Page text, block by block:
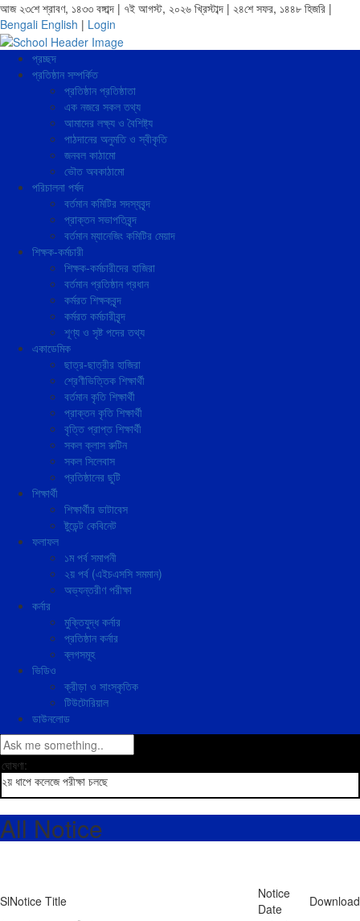
আজ ২৩শে শ্রাবণ, ১৪৩৩ বঙ্গাব্দ | ৭ই আগস্ট, ২০২৬ খ্রিস্টাব্দ | ২৪শে সফর, ১৪৪৮ হিজরি |
Bengali English | Login
প্রচ্ছদ
প্রতিষ্ঠান সম্পর্কিত
প্রতিষ্ঠান প্রতিষ্ঠাতা
এক নজরে সকল তথ্য
আমাদের লক্ষ্য ও বৈশিষ্ট্য
পাঠদানের অনুমতি ও স্বীকৃতি
জনবল কাঠামো
ভৌত অবকাঠামো
পরিচালনা পর্ষদ
বর্তমান কমিটির সদস্যবৃন্দ
প্রাক্তন সভাপতিবৃন্দ
বর্তমান ম্যানেজিং কমিটির মেয়াদ
শিক্ষক-কর্মচারী
শিক্ষক-কর্মচারীদের হাজিরা
বর্তমান প্রতিষ্ঠান প্রধান
কর্মরত শিক্ষকবৃন্দ
কর্মরত কর্মচারীবৃন্দ
শূণ্য ও সৃষ্ট পদের তথ্য
একাডেমিক
ছাত্র-ছাত্রীর হাজিরা
শ্রেণীভিত্তিক শিক্ষার্থী
বর্তমান কৃতি শিক্ষার্থী
প্রাক্তন কৃতি শিক্ষার্থী
বৃত্তি প্রাপ্ত শিক্ষার্থী
সকল ক্লাস রুটিন
সকল সিলেবাস
প্রতিষ্ঠানের ছুটি
শিক্ষার্থী
শিক্ষার্থীর ডাটাবেস
ষ্টুডেন্ট কেবিনেট
ফলাফল
১ম পর্ব সমাপনী
২য় পর্ব (এইচএসসি সমমান)
অভ্যন্তরীণ পরীক্ষা
কর্নার
মুক্তিযুদ্ধ কর্নার
প্রতিষ্ঠান কর্নার
ব্লগসমূহ
ভিডিও
ক্রীড়া ও সাংস্কৃতিক
টিউটোরিয়াল
ডাউনলোড
ঘোষণা:
২য় ধাপে কলেজে পরীক্ষা চলছে
All Notice
SlNotice Title
Notice
Date
Download